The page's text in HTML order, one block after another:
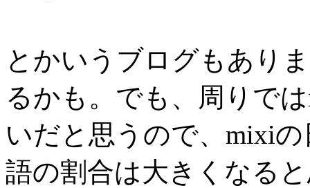
とかいうブログもあり
るかも。でも、周りで
いだと思うので、mixi
語の割合は大きくなる